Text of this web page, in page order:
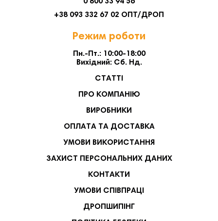
+38 093 332 67 02 ОПТ/ДРОП
Режим роботи
Пн.-Пт.: 10:00-18:00
Вихідний: Сб. Нд.
СТАТТІ
ПРО КОМПАНІЮ
ВИРОБНИКИ
ОПЛАТА ТА ДОСТАВКА
УМОВИ ВИКОРИСТАННЯ
ЗАХИСТ ПЕРСОНАЛЬНИХ ДАНИХ
КОНТАКТИ
УМОВИ СПІВПРАЦІ
ДРОПШИПІНГ